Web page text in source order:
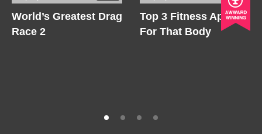
World’s Greatest Drag
Race 2
Top 3 Fitness Apps
For That Body